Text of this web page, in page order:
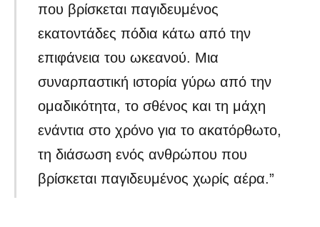
που βρίσκεται παγιδευμένος
εκατοντάδες πόδια κάτω από την
επιφάνεια του ωκεανού. Μια
συναρπαστική ιστορία γύρω από την
ομαδικότητα, το σθένος και τη μάχη
ενάντια στο χρόνο για το ακατόρθωτο,
τη διάσωση ενός ανθρώπου που
βρίσκεται παγιδευμένος χωρίς αέρα.”